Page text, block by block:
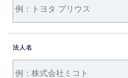
法人名